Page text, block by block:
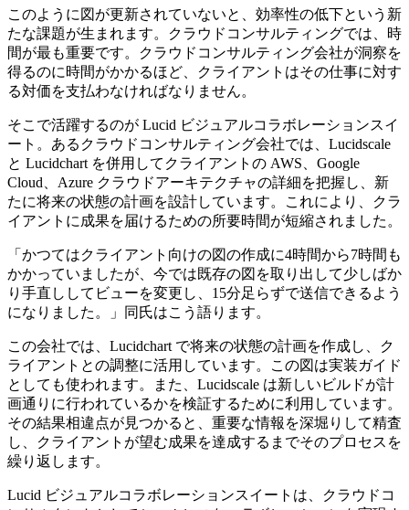
このように図が更新されていないと、効率性の低下という新
たな課題が生まれます。クラウドコンサルティングでは、時
間が最も重要です。クラウドコンサルティング会社が洞察を
得るのに時間がかかるほど、クライアントはその仕事に対す
る対価を支払わなければなりません。
そこで活躍するのが Lucid ビジュアルコラボレーションスイ
ート。あるクラウドコンサルティング会社では、Lucidscale
と Lucidchart を併用してクライアントの AWS、Google
Cloud、Azure クラウドアーキテクチャの詳細を把握し、新
たに将来の状態の計画を設計しています。これにより、クラ
イアントに成果を届けるための所要時間が短縮されました。
「かつてはクライアント向けの図の作成に4時間から7時間も
かかっていましたが、今では既存の図を取り出して少しばか
り手直ししてビューを変更し、15分足らずで送信できるよう
になりました。」同氏はこう語ります。
この会社では、Lucidchart で将来の状態の計画を作成し、ク
ライアントとの調整に活用しています。この図は実装ガイド
としても使われます。また、Lucidscale は新しいビルドが計
画通りに行われているかを検証するために利用しています。
その結果相違点が見つかると、重要な情報を深堀りして精査
し、クライアントが望む成果を達成するまでそのプロセスを
繰り返します。
Lucid ビジュアルコラボレーションスイートは、クラウドコ